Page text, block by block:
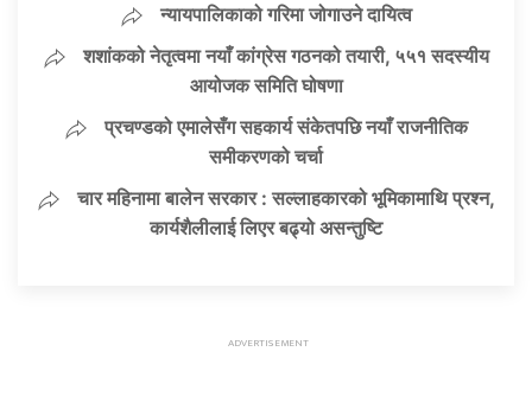
न्यायपालिकाको गरिमा जोगाउने दायित्व
शशांकको नेतृत्वमा नयाँ कांग्रेस गठनको तयारी, ५५१ सदस्यीय
आयोजक समिति घोषणा
प्रचण्डको एमालेसँग सहकार्य संकेतपछि नयाँ राजनीतिक
समीकरणको चर्चा
चार महिनामा बालेन सरकार : सल्लाहकारको भूमिकामाथि प्रश्न,
कार्यशैलीलाई लिएर बढ्यो असन्तुष्टि